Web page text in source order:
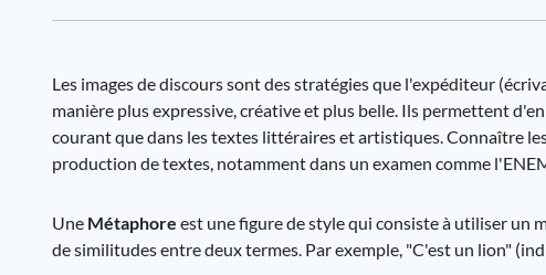
Les images de discours sont des stratégies que l'expéditeur
manière plus expressive, créative et plus belle. Ils permettent
courant que dans les textes littéraires et artistiques. Connaître
production de textes, notamment dans un examen comme
Une Métaphore est une figure de style qui consiste à utiliser un
de similitudes entre deux termes. Par exemple, "C'est un lion"